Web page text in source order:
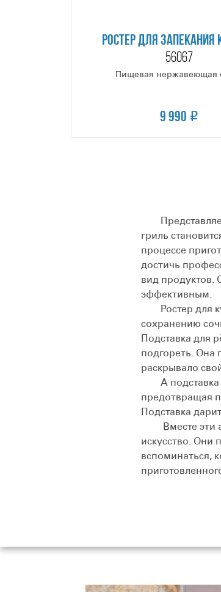
РОСТЕР ДЛЯ ЗАПЕКАНИЯ
56067
Пищевая нержавеющая
9 990
гриль
процессе
достичь
вид продуктов.
эффективным.
Ростер для
сохранению
Подставка для
подгореть. Она
раскрывало
А подставка
предотвращая
Подставка
Вместе эти
искусство. Они
вспоминаться,